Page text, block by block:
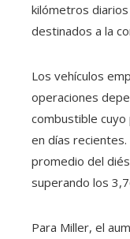
kilómetros
destinados a la
Los vehículos
operaciones
combustible
en días
promedio del
superando los
Para Miller, el